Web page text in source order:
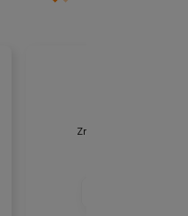
Znakomity kontakt,